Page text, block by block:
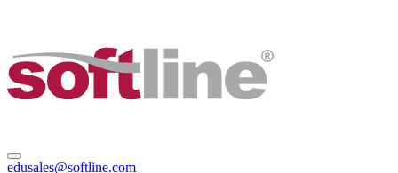
edusales@softline.com